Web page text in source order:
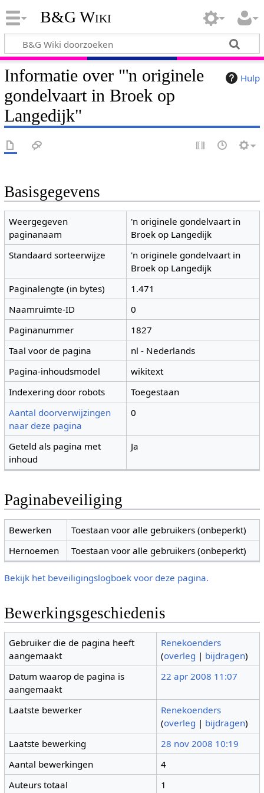
B&G Wiki
Hulp
Informatie over "'n originele
gondelvaart in Broek op
Langedijk"
Basisgegevens
Weergegeven
paginanaam
'n originele gondelvaart in
Broek op Langedijk
Standaard sorteerwijze
'n originele gondelvaart in
Broek op Langedijk
Paginalengte (in bytes)
1.471
Naamruimte-ID
0
Paginanummer
1827
Taal voor de pagina
nl - Nederlands
Pagina-inhoudsmodel
wikitext
Indexering door robots
Toegestaan
Aantal doorverwijzingen
naar deze pagina
0
Geteld als pagina met
inhoud
Ja
Paginabeveiliging
Bewerken
Toestaan voor alle gebruikers (onbeperkt)
Hernoemen
Toestaan voor alle gebruikers (onbeperkt)
Bekijk het beveiligingslogboek voor deze pagina.
Bewerkingsgeschiedenis
Gebruiker die de pagina heeft
aangemaakt
Renekoenders
(overleg | bijdragen)
Datum waarop de pagina is
aangemaakt
22 apr 2008 11:07
Laatste bewerker
Renekoenders
(overleg | bijdragen)
Laatste bewerking
28 nov 2008 10:19
Aantal bewerkingen
4
Auteurs totaal
1